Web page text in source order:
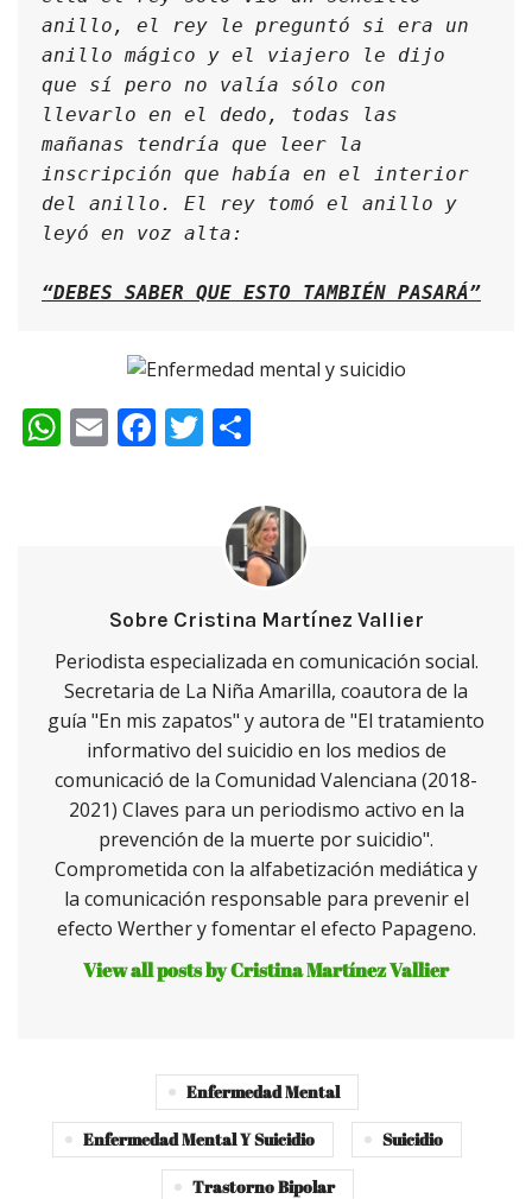
anillo, el rey le preguntó si era un
anillo mágico y el viajero le dijo
que sí pero no valía sólo con
llevarlo en el dedo, todas las
mañanas tendría que leer la
inscripción que había en el interior
del anillo. El rey tomó el anillo y
leyó en voz alta:
“DEBES SABER QUE ESTO TAMBIÉN PASARÁ”
WhatsApp
EmailFacebook
Twitter
Sobre Cristina Martínez Vallier
Periodista especializada en comunicación social.
Secretaria de La Niña Amarilla, coautora de la
guía "En mis zapatos" y autora de "El tratamiento
informativo del suicidio en los medios de
comunicació de la Comunidad Valenciana (2018-
2021) Claves para un periodismo activo en la
prevención de la muerte por suicidio".
Comprometida con la alfabetización mediática y
la comunicación responsable para prevenir el
efecto Werther y fomentar el efecto Papageno.
View all posts by Cristina Martínez Vallier
Enfermedad Mental
Enfermedad Mental Y Suicidio Suicidio
Trastorno Bipolar